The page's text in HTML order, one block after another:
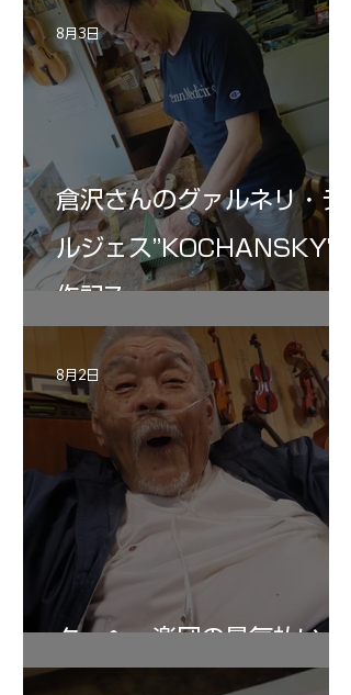
倉沢さんのグァルネリ・デ
ルジェス”KOCHANSKY"制
作記7
8月3日
ターヘー楽団の暑気払い
8月2日